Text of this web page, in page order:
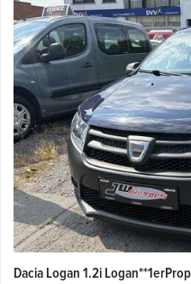
Dacia Logan 1.2i